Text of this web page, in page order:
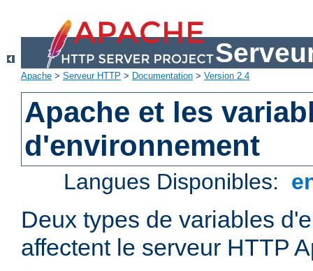
Apache > Serveur HTTP > Documentation > Version 2.4
Apache et les
d'environnement
Langues Disponibles:
Deux types de variables
affectent le serveur HTTP